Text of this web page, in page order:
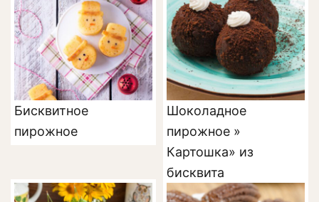
Бисквитное
пирожное
Шоколадное
пирожное »
Картошка» из
бисквита